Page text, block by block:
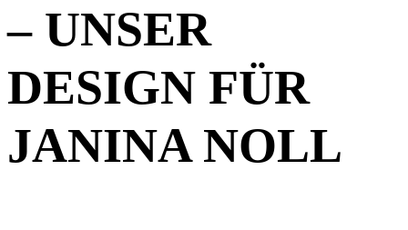
– UNSER
DESIGN FÜR
JANINA NOLL